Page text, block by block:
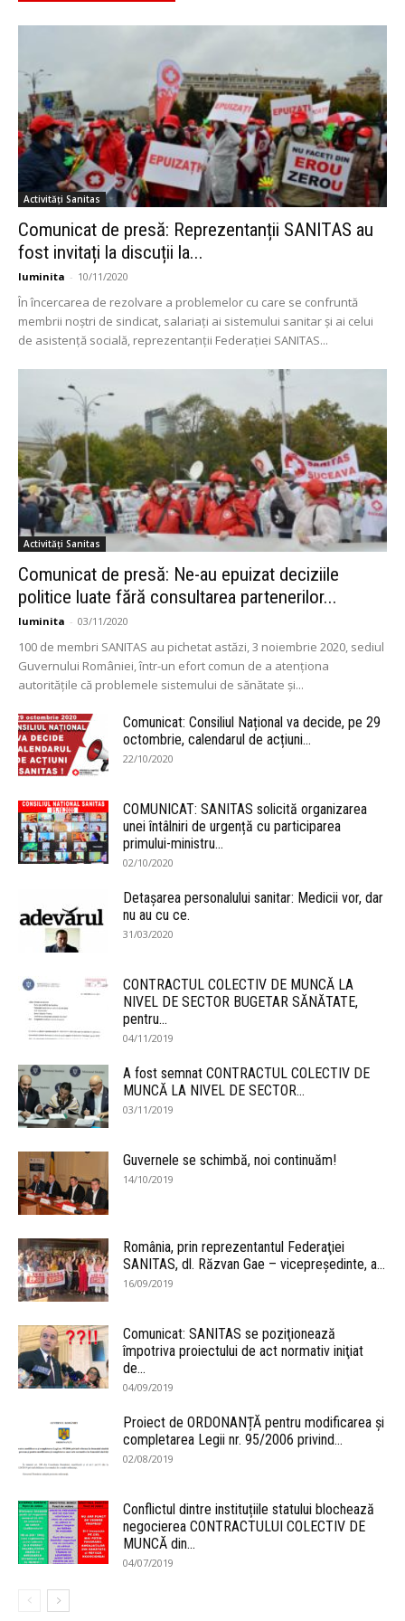
Activități Sanitas
Comunicat de presă: Reprezentanții SANITAS au
fost invitați la discuții la...
luminita - 10/11/2020
În încercarea de rezolvare a problemelor cu care se confruntă
membrii noștri de sindicat, salariați ai sistemului sanitar şi ai celui
de asistenţă socială, reprezentanţii Federației SANITAS...
Activități Sanitas
Comunicat de presă: Ne-au epuizat deciziile
politice luate fără consultarea partenerilor...
luminita - 03/11/2020
100 de membri SANITAS au pichetat astăzi, 3 noiembrie 2020, sediul
Guvernului României, într-un efort comun de a atenționa
autoritățile că problemele sistemului de sănătate și...
Comunicat: Consiliul Național va decide, pe 29
octombrie, calendarul de acțiuni...
22/10/2020
COMUNICAT: SANITAS solicită organizarea
unei întâlniri de urgență cu participarea
primului-ministru...
02/10/2020
Detaşarea personalului sanitar: Medicii vor, dar
nu au cu ce.
31/03/2020
CONTRACTUL COLECTIV DE MUNCĂ LA
NIVEL DE SECTOR BUGETAR SĂNĂTATE,
pentru...
04/11/2019
A fost semnat CONTRACTUL COLECTIV DE
MUNCĂ LA NIVEL DE SECTOR...
03/11/2019
Guvernele se schimbă, noi continuăm!
14/10/2019
România, prin reprezentantul Federaţiei
SANITAS, dl. Răzvan Gae – vicepreşedinte, a...
16/09/2019
Comunicat: SANITAS se poziţionează
împotriva proiectului de act normativ iniţiat
de...
04/09/2019
Proiect de ORDONANȚĂ pentru modificarea și
completarea Legii nr. 95/2006 privind...
02/08/2019
Conflictul dintre instituțiile statului blochează
negocierea CONTRACTULUI COLECTIV DE
MUNCĂ din...
04/07/2019